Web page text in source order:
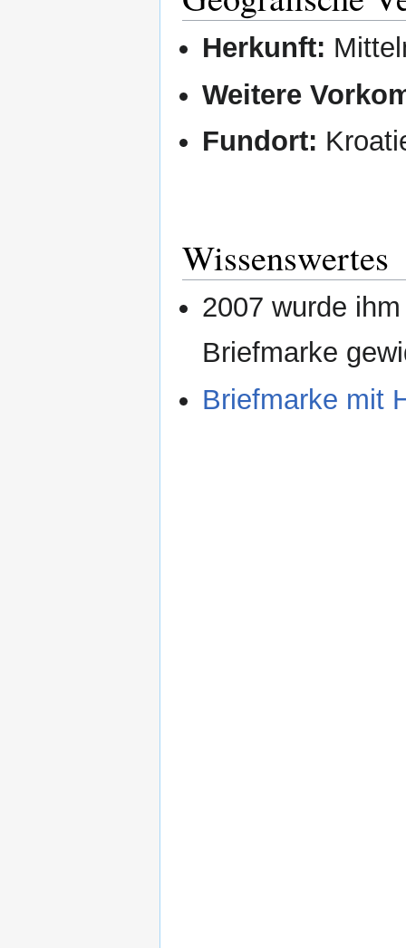
Herkunft:
Weitere
Fundort:
Wissenswertes
2007 wurde
Briefmarke
Briefmarke mit